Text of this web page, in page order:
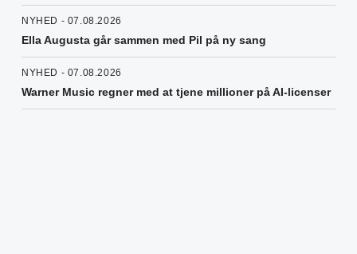
NYHED - 07.08.2026
Ella Augusta går sammen med Pil på ny sang
NYHED - 07.08.2026
Warner Music regner med at tjene millioner på AI-licenser